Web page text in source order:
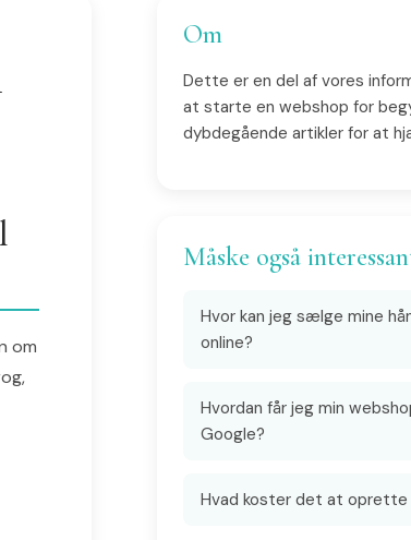
om
Om
Dette er en del af vores
at starte en webshop for
dybdegående artikler for at
Måske også
Hvor kan jeg sælge mine
online?
Hvordan får jeg min
Google?
Hvad koster det at oprette